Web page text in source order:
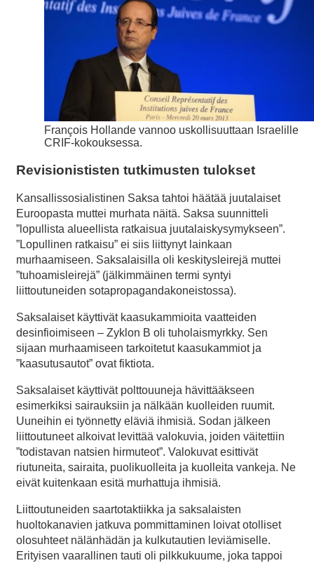
François Hollande vannoo uskollisuuttaan Israelille
CRIF-kokouksessa.
Revisionististen tutkimusten tulokset
Kansallissosialistinen Saksa tahtoi häätää juutalaiset
Euroopasta muttei murhata näitä. Saksa suunnitteli
”lopullista alueellista ratkaisua juutalaiskysymykseen”.
”Lopullinen ratkaisu” ei siis liittynyt lainkaan
murhaamiseen. Saksalaisilla oli keskitysleirejä muttei
”tuhoamisleirejä” (jälkimmäinen termi syntyi
liittoutuneiden sotapropagandakoneistossa).
Saksalaiset käyttivät kaasukammioita vaatteiden
desinfioimiseen – Zyklon B oli tuholaismyrkky. Sen
sijaan murhaamiseen tarkoitetut kaasukammiot ja
”kaasutusautot” ovat fiktiota.
Saksalaiset käyttivät polttouuneja hävittääkseen
esimerkiksi sairauksiin ja nälkään kuolleiden ruumit.
Uuneihin ei työnnetty eläviä ihmisiä. Sodan jälkeen
liittoutuneet alkoivat levittää valokuvia, joiden väitettiin
”todistavan natsien hirmuteot”. Valokuvat esittivät
riutuneita, sairaita, puolikuolleita ja kuolleita vankeja. Ne
eivät kuitenkaan esitä murhattuja ihmisiä.
Liittoutuneiden saartotaktiikka ja saksalaisten
huoltokanavien jatkuva pommittaminen loivat otolliset
olosuhteet nälänhädän ja kulkutautien leviämiselle.
Erityisen vaarallinen tauti oli pilkkukuume, joka tappoi